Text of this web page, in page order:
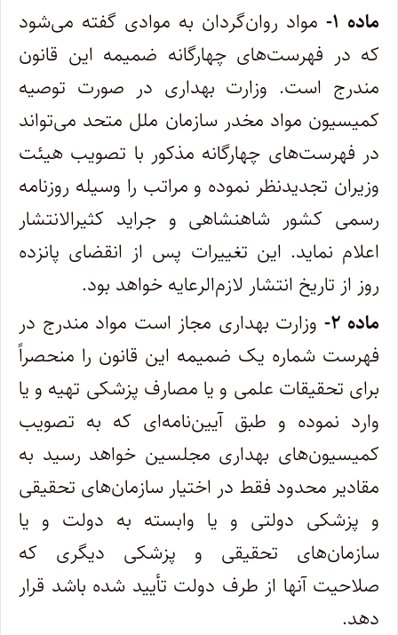
ماده ۱-
مواد روان‌گردان به موادی گفته می‌شود
که در فهرست‌های چهارگانه ضمیمه این قانون
مندرج است. وزارت بهداری در صورت توصیه
‌کمیسیون مواد مخدر سازمان ملل متحد می‌تواند
در فهرست‌های چهارگانه مذکور با تصویب هیئت
وزیران تجدیدنظر نموده و مراتب را وسیله روزنامه
‌رسمی کشور شاهنشاهی و جراید کثیرالانتشار
اعلام نماید. ‌این تغییرات پس از انقضای پانزده
روز از تاریخ انتشار لازم‌الرعایه خواهد بود.
ماده ۲-
وزارت بهداری مجاز است مواد مندرج در
فهرست شماره یک ضمیمه این قانون را منحصراً
برای تحقیقات علمی و یا مصارف پزشکی تهیه ‌و یا
وارد نموده و طبق آیین‌نامه‌ای که به تصویب
کمیسیون‌های بهداری مجلسین خواهد رسید به
مقادیر محدود فقط در اختیار سازمان‌های تحقیقی
و‌ پزشکی دولتی و یا وابسته به دولت و یا
سازمان‌های تحقیقی و پزشکی دیگری که
صلاحیت آنها از طرف دولت تأیید شده باشد قرار
دهد.